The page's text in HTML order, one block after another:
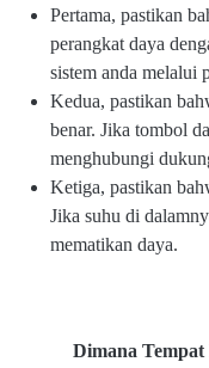
Pertama, pastikan
perangkat daya
sistem anda melalui
Kedua, pastikan
benar. Jika tombol
menghubungi
Ketiga, pastikan
Jika suhu di
mematikan daya.
Dimana